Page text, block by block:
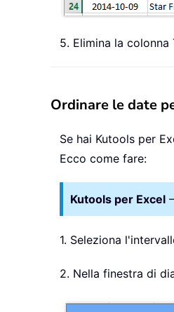
5. Elimina la
Ordinare le date
Se hai Kutools per
Ecco come fare:
Kutools per Excel
1. Seleziona
2. Nella finestra di